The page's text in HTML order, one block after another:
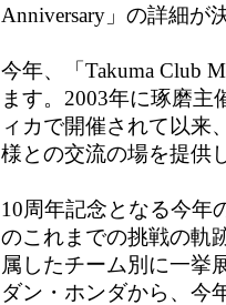
Anniversary」の詳細が
今年、「Takuma Club
ます。2003年に琢磨
ィカで開催されて以来
様との交流の場を提供
10周年記念となる今年
のこれまでの挑戦の軌
属したチーム別に一挙
ダン・ホンダから、今